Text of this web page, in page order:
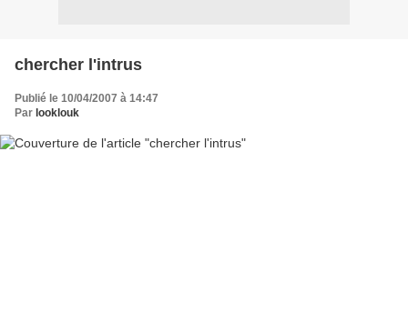
chercher l'intrus
Publié le 10/04/2007 à 14:47
Par looklouk